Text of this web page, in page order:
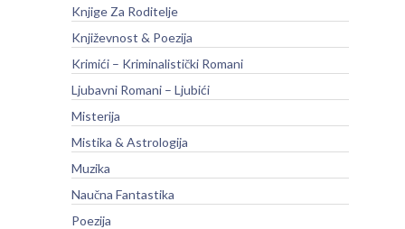
Knjige Za Roditelje
Književnost & Poezija
Krimići – Kriminalistički Romani
Ljubavni Romani – Ljubići
Misterija
Mistika & Astrologija
Muzika
Naučna Fantastika
Poezija